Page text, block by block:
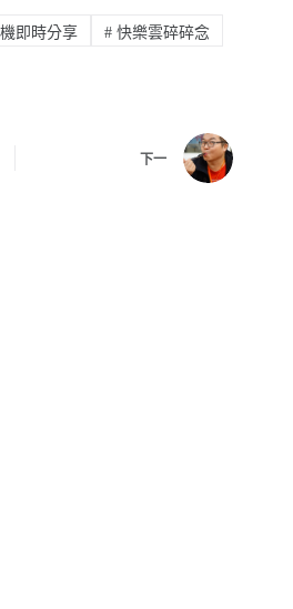
即時分享 #快樂雲碎碎念
下一